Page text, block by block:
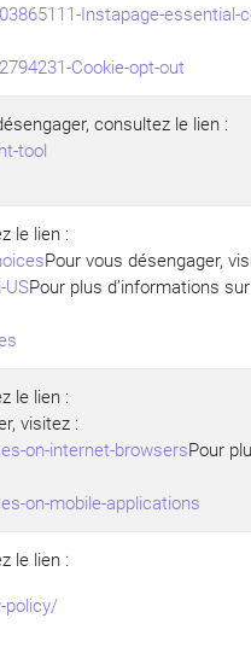
Instapage-essential-
Cookie-opt-out
consultez le lien :
tool
le lien :
Pour vous désengager,
USPour plus d’informations
le lien :
visitez :
on-internet-browsersPour
on-mobile-applications
le lien :
policy/